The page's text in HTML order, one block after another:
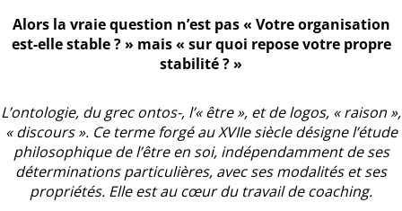
Alors la vraie question n’est pas « Votre organisation
est-elle stable ? » mais « sur quoi repose votre propre
stabilité ? »
L’ontologie, du grec ontos-, l’« être », et de logos, « raison »,
« discours ». Ce terme forgé au XVIIe siècle désigne l’étude
philosophique de l’être en soi, indépendamment de ses
déterminations particulières, avec ses modalités et ses
propriétés. Elle est au cœur du travail de coaching.